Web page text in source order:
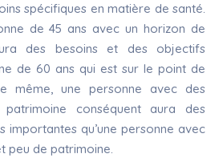
spécifiques en matière de santé.
de 45 ans avec un horizon de
des besoins et des objectifs
de 60 ans qui est sur le point de
même, une personne avec des
conséquent aura des
importantes qu’une personne avec
peu de patrimoine.